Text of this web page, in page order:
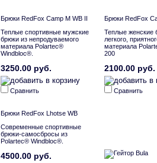
Брюки RedFox Camp M WB II
Теплые спортивные мужские
брюки из непродуваемого
материала Polartec®
Windbloc®.
3250.00 руб.
Сравнить
Брюки RedFox
Теплые женские
легкого,
материала
200
2100.00 руб.
Сравнить
Брюки RedFox Lhotse WB
Современные спортивные
брюки-самосбросы из
Polartec® Windbloc®.
4500.00 руб.